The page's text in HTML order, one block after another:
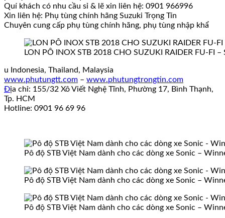
Quí khách có nhu cầu sỉ & lẽ xin liên hệ: 0901 966996
Xin liên hệ: Phụ tùng chính hãng Suzuki Trọng Tín
Chuyên cung cấp phụ tùng chính hãng, phụ tùng nhập khẩ
LON PÔ INOX STB 2018 CHO SUZUKI RAIDER FU-FI –
u Indonesia, Thailand, Malaysia
www.phutungtt.com – www.phutungtrongtin.com
Địa chỉ: 155/32 Xô Viết Nghệ Tĩnh, Phường 17, Bình Thạnh,
Tp. HCM
Hotline: 0901 96 69 96
Pô độ STB Việt Nam dành cho các dòng xe Sonic –
Pô độ STB Việt Nam dành cho các dòng xe Sonic –
Pô độ STB Việt Nam dành cho các dòng xe Sonic –